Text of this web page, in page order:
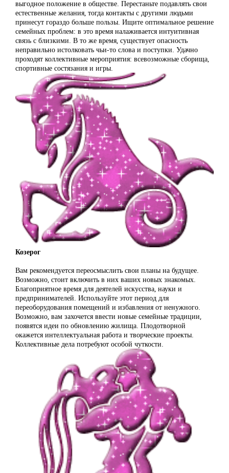
выгодное положение в обществе. Перестаньте подавлять свои
естественные желания, тогда контакты с другими людьми
принесут гораздо больше пользы. Ищите оптимальное решение
семейных проблем: в это время налаживается интуитивная
связь с близкими. В то же время, существует опасность
неправильно истолковать чьи-то слова и поступки. Удачно
проходят коллективные мероприятия: всевозможные сборища,
спортивные состязания и игры.
Козерог
Вам рекомендуется переосмыслить свои планы на будущее.
Возможно, стоит включить в них ваших новых знакомых.
Благоприятное время для деятелей искусства, науки и
предпринимателей. Используйте этот период для
переоборудования помещений и избавления от ненужного.
Возможно, вам захочется ввести новые семейные традиции,
появятся идеи по обновлению жилища. Плодотворной
окажется интеллектуальная работа и творческие проекты.
Коллективные дела потребуют особой чуткости.